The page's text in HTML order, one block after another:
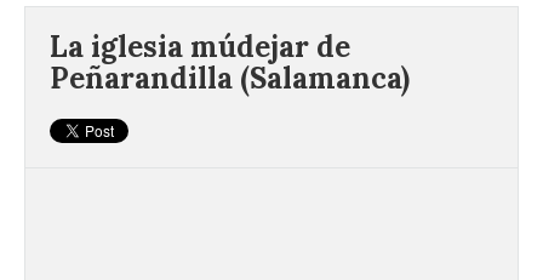
La iglesia múdejar de
Peñarandilla (Salamanca)